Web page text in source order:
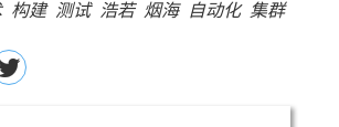
构建 测试 浩若 烟海 自动化 集群